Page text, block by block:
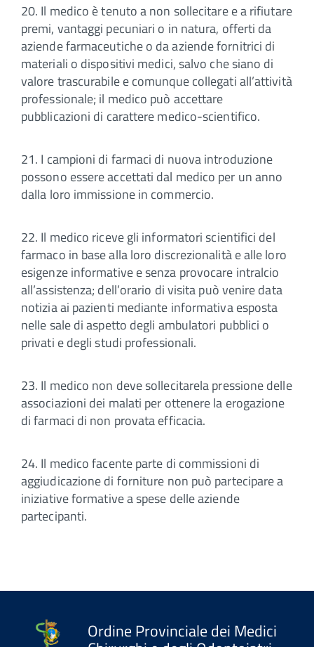
20. Il medico è tenuto a non sollecitare e a rifiutare
premi, vantaggi pecuniari o in natura, offerti da
aziende farmaceutiche o da aziende fornitrici di
materiali o dispositivi medici, salvo che siano di
valore trascurabile e comunque collegati all’attività
professionale; il medico può accettare
pubblicazioni di carattere medico-scientifico.
21. I campioni di farmaci di nuova introduzione
possono essere accettati dal medico per un anno
dalla loro immissione in commercio.
22. Il medico riceve gli informatori scientifici del
farmaco in base alla loro discrezionalità e alle loro
esigenze informative e senza provocare intralcio
all’assistenza; dell’orario di visita può venire data
notizia ai pazienti mediante informativa esposta
nelle sale di aspetto degli ambulatori pubblici o
privati e degli studi professionali.
23. Il medico non deve sollecitarela pressione delle
associazioni dei malati per ottenere la erogazione
di farmaci di non provata efficacia.
24. Il medico facente parte di commissioni di
aggiudicazione di forniture non può partecipare a
iniziative formative a spese delle aziende
partecipanti.
Ordine Provinciale dei Medici